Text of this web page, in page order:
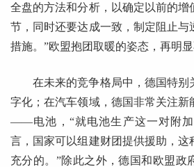
全盘的方法和分析，以确定以前的增
节，同时还要达成一致，制定阻止与
措施。”欧盟抱团取暖的姿态，再明显
在未来的竞争格局中，德国特别
字化；在汽车领域，德国非常关注新
——电池，“就电池生产这一对附
言，国家可以组建财团提供援助，这
充分的。”除此之外，德国和欧盟政